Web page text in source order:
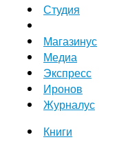
Студия
Магазинус
Медиа
Экспресс
Иронов
Журналус
Книги